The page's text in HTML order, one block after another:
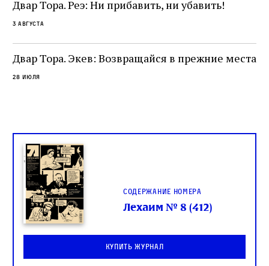
окружённый книгами. Перед нами человек,
одно решение которого вызвало возмущение
целой общины и стало частью многовекового
спора о том, кому принадлежит последнее
слово в переводе Библии
Двар Тора. Реэ: Ни прибавить, ни убавить!
3 августа
Двар Тора. Экев: Возвращайся в прежние места
28 июля
Содержание номера
Лехаим № 8 (412)
Купить журнал